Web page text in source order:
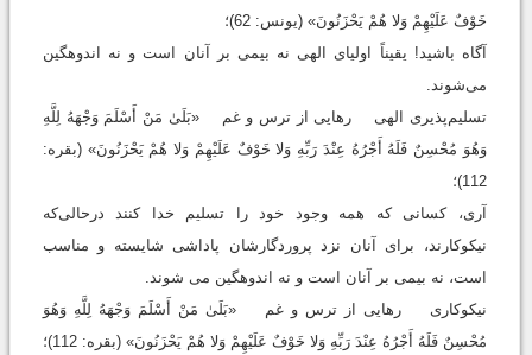
خَوْفٌ عَلَيْهِمْ وَلا هُمْ يَحْزَنُونَ» (یونس: 62)؛
آگاه باشید! یقیناً اولیای الهی نه بیمی بر آنان است و نه اندوهگین
می‌شوند.
تسلیم‌پذیری الهی رهایی از ترس و غم «بَلَىٰ مَنْ أَسْلَمَ وَجْهَهُ لِلَّهِ
وَهُوَ مُحْسِنٌ فَلَهُ أَجْرُهُ عِنْدَ رَبِّهِ وَلا خَوْفٌ عَلَيْهِمْ وَلا هُمْ يَحْزَنُونَ» (بقره:
112)؛
آری، کسانی که همه وجود خود را تسلیم خدا کنند درحالی‌که
نیکوکارند، برای آنان نزد پروردگارشان پاداشی شایسته و مناسب
است، نه بیمی بر آنان است و نه اندوهگین می شوند.
نیکوکاری رهایی از ترس و غم «بَلَىٰ مَنْ أَسْلَمَ وَجْهَهُ لِلَّهِ وَهُوَ
مُحْسِنٌ فَلَهُ أَجْرُهُ عِنْدَ رَبِّهِ وَلا خَوْفٌ عَلَيْهِمْ وَلا هُمْ يَحْزَنُونَ» (بقره: 112)؛